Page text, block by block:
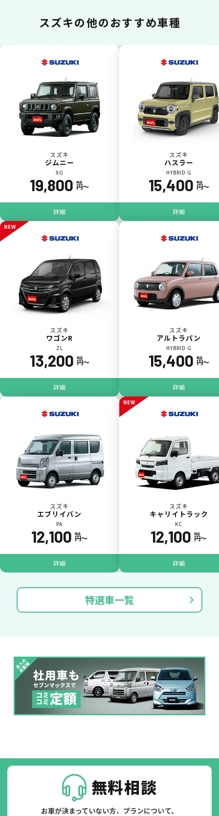
一括払いが可能
いままで難しかったカーリースの利用料金を
一括（一回）払いで可能。
ポイントが貯まる
カーリース料金をカードで支払えるので、ポ
イントが貯まります。
5
ジョイカル たすカッター3
パンク ガラス破損
落書き
いたずら
バンパー
破損
※たすカッターをご利用頂く場合、免責金額が１回あたり5,000円
掛かります。
スズキの他のおすすめ車種
スズキ
ジムニー
XG
19,800 税込
円〜
詳細
スズキ
ハスラー
HYBRID G
15,400 税込
円〜
詳細
NEW
スズキ
ワゴンR
ZL
13,200 税込
円〜
詳細
スズキ
アルトラパン
HYBRID G
15,400 税込
円〜
詳細
スズキ
エブリイバン
PA
12,100 税込
円〜
詳細
NEW
スズキ
キャリイトラック
KC
12,100 税込
円〜
詳細
特選車一覧
無料相談
お車が決まっていない方、プランについて、